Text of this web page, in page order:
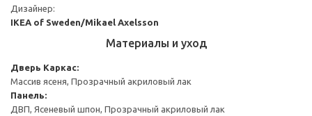
Дизайнер:
IKEA of Sweden/Mikael Axelsson
Материалы и уход
Дверь Каркас:
Массив ясеня, Прозрачный акриловый лак
Панель:
ДВП, Ясеневый шпон, Прозрачный акриловый лак